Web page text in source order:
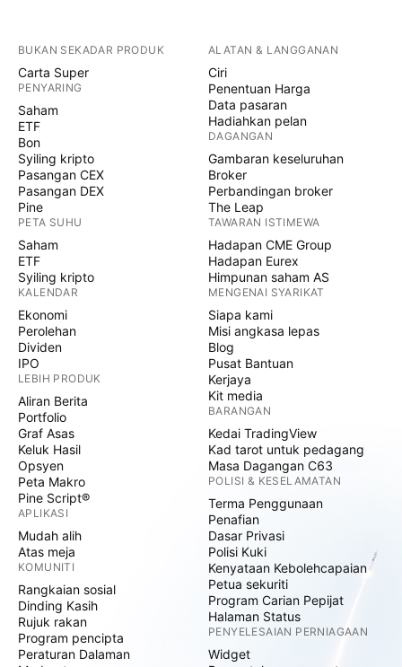
BUKAN SEKADAR PRODUK
Carta Super
PENYARING
Saham
ETF
Bon
Syiling kripto
Pasangan CEX
Pasangan DEX
Pine
PETA SUHU
Saham
ETF
Syiling kripto
KALENDAR
Ekonomi
Perolehan
Dividen
IPO
LEBIH PRODUK
Aliran Berita
Portfolio
Graf Asas
Keluk Hasil
Opsyen
Peta Makro
Pine Script®
APLIKASI
Mudah alih
Atas meja
KOMUNITI
Rangkaian sosial
Dinding Kasih
Rujuk rakan
Program pencipta
Peraturan Dalaman
ALATAN & LANGGANAN
Ciri
Penentuan Harga
Data pasaran
Hadiahkan pelan
DAGANGAN
Gambaran keseluruhan
Broker
Perbandingan broker
The Leap
TAWARAN ISTIMEWA
Hadapan CME Group
Hadapan Eurex
Himpunan saham AS
MENGENAI SYARIKAT
Siapa kami
Misi angkasa lepas
Blog
Pusat Bantuan
Kerjaya
Kit media
BARANGAN
Kedai TradingView
Kad tarot untuk pedagang
Masa Dagangan C63
POLISI & KESELAMATAN
Terma Penggunaan
Penafian
Dasar Privasi
Polisi Kuki
Kenyataan Kebolehcapaian
Petua sekuriti
Program Carian Pepijat
Halaman Status
PENYELESAIAN PERNIAGAAN
Widget